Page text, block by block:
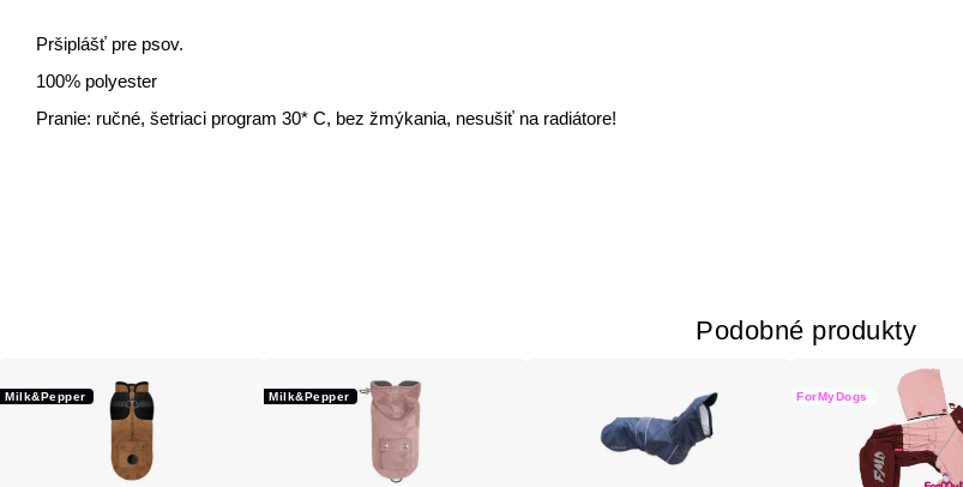
Pršiplášť pre psov.
100% polyester
Pranie: ručné, šetriaci program 30* C, bez žmýkania, nesušiť na radiátore!
Podobné produkty
Milk&Pepper Milk&Pepper ForMyDogs